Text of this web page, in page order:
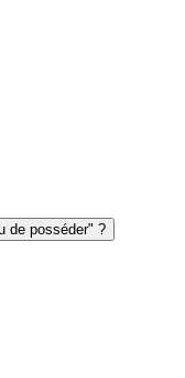
de posséder" ?